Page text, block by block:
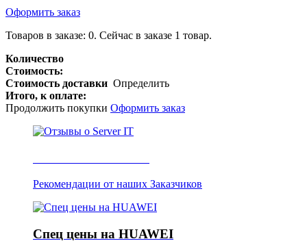
Оформить заказ
Товаров в заказе: 0. Сейчас в заказе 1 товар.
Количество
Стоимость:
Стоимость доставки Определить
Итого, к оплате:
Продолжить покупки Оформить заказ
Рекомендации от наших Заказчиков
Спец цены на HUAWEI